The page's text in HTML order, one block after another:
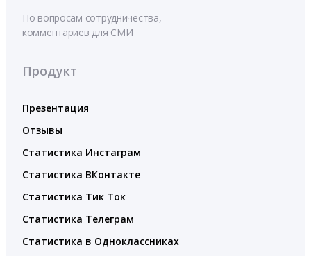
По вопросам сотрудничества,
комментариев для СМИ
Продукт
Презентация
Отзывы
Статистика Инстаграм
Статистика ВКонтакте
Статистика Тик Ток
Статистика Телеграм
Статистика в Одноклассниках